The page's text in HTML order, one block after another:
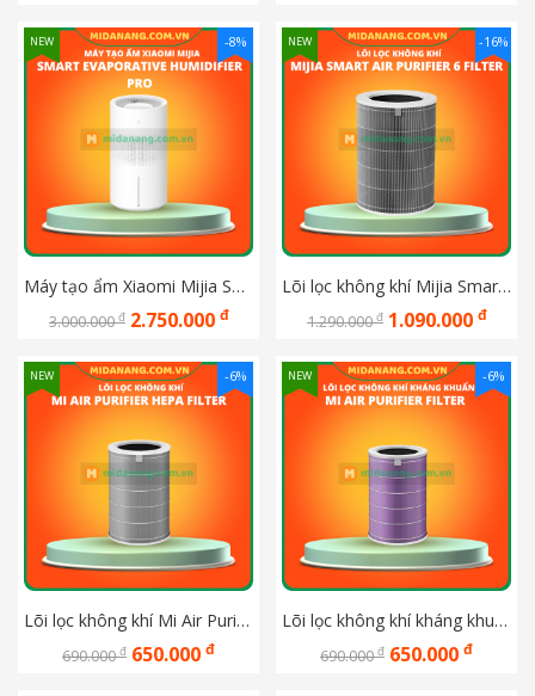
Máy tạo ẩm Xiaomi Mijia Smart Evaporative Humidifier Pro BHR082TEU 600mL/h
3.000.000đ 2.750.000 đ
-8%
NEW
Lõi lọc không khí Mijia Smart Air Purifier 6 Filter BHR08O9GL
1.290.000đ 1.090.000 đ
-16%
NEW
Lõi lọc không khí Mi Air Purifier HEPA Filter SCG4021GL cho các máy 2h/2s/3h/3s/3c/Pro
690.000đ 650.000 đ
-6%
NEW
Lõi lọc không khí kháng khuẩn Mi Air Purifier Filter (Antibacterial) SCG4011TW Dùng cho máy  2, 3C, 3H và Pro
690.000đ 650.000 đ
-6%
NEW